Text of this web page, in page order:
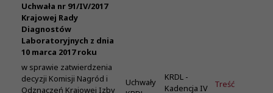
Uchwała nr 91/IV/2017
Krajowej Rady
Diagnostów
Laboratoryjnych z dnia
10 marca 2017 roku
w sprawie zatwierdzenia
decyzji Komisji Nagród i
Odznaczeń Krajowej Izby
Uchwały
KRDL -
Kadencja IV
Treść